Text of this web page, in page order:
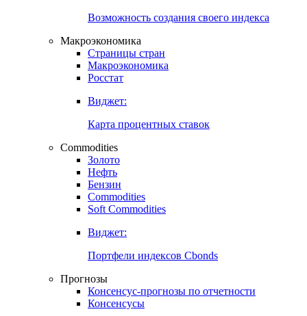
Ставки центральных банков
Создать индекс
Возможность создания своего индекса
Страницы стран
Росстат
Виджет:
Карта процентных ставок
Commodities
Золото
Бензин
Soft Commodities
Виджет:
Портфели индексов Cbonds